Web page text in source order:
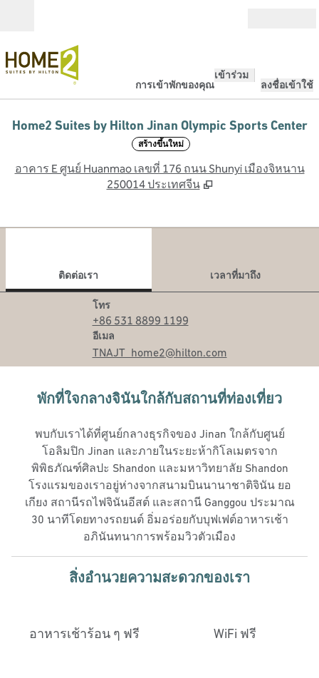
การเข้าพักของคุณ
เข้าร่วม
ลงชื่อเข้าใช้
Home2 Suites by Hilton Jinan Olympic Sports Center
สร้างขึ้นใหม่
อาคาร E ศูนย์ Huanmao เลขที่ 176 ถนน Shunyi เมืองจิหนาน
250014 ประเทศจีน
ติดต่อเรา
เวลาที่มาถึง
โทร
โทร
+86 531 8899 1199
อีเมล
อีเมล
TNAJT_home2@hilton.com
พักที่ใจกลางจินันใกล้กับสถานที่ท่องเที่ยว
พบกับเราได้ที่ศูนย์กลางธุรกิจของ Jinan ใกล้กับศูนย์
โอลิมปิก Jinan และภายในระยะห้ากิโลเมตรจาก
พิพิธภัณฑ์ศิลปะ Shandon และมหาวิทยาลัย Shandon
โรงแรมของเราอยู่ห่างจากสนามบินนานาชาติจินัน ยอ
เกียง สถานีรถไฟจินันอีสต์ และสถานี Ganggou ประมาณ
30 นาทีโดยทางรถยนต์ อิ่มอร่อยกับบุฟเฟต์อาหารเช้า
อภินันทนาการพร้อมวิวตัวเมือง
สิ่งอํานวยความสะดวกของเรา
อาหารเช้าร้อน ๆ ฟรี WiFi ฟรี